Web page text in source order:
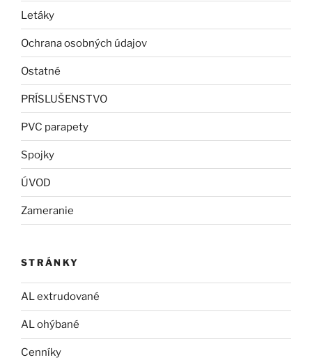
Letáky
Ochrana osobných údajov
Ostatné
PRÍSLUŠENSTVO
PVC parapety
Spojky
ÚVOD
Zameranie
STRÁNKY
AL extrudované
AL ohýbané
Cenníky